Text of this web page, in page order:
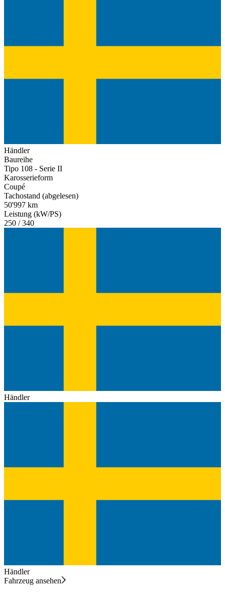
Händler
Baureihe
Tipo 108 - Serie II
Karosserieform
Coupé
Tachostand (abgelesen)
50'997 km
Leistung (kW/PS)
250 / 340
Händler
Händler
Fahrzeug ansehen